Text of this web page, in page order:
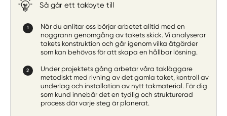
Så går ett takbyte till
När du anlitar oss börjar arbetet alltid med en
noggrann genomgång av takets skick. Vi analyserar
takets konstruktion och går igenom vilka åtgärder
som kan behövas för att skapa en hållbar lösning.
Under projektets gång arbetar våra takläggare
metodiskt med rivning av det gamla taket, kontroll av
underlag och installation av nytt takmaterial. För dig
som kund innebär det en tydlig och strukturerad
process där varje steg är planerat.